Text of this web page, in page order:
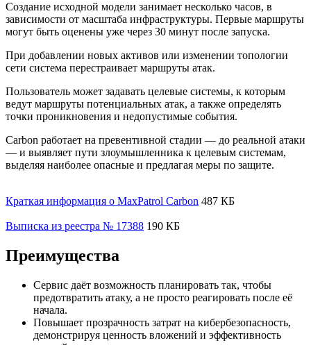
Создание исходной модели занимает несколько часов, в
зависимости от масштаба инфраструктуры. Первые маршруты
могут быть оценены уже через 30 минут после запуска.
При добавлении новых активов или изменении топологии
сети система перестраивает маршруты атак.
Пользователь может задавать целевые системы, к которым
ведут маршруты потенциальных атак, а также определять
точки проникновения и недопустимые события.
Carbon работает на превентивной стадии — до реальной атаки
— и выявляет пути злоумышленника к целевым системам,
выделяя наиболее опасные и предлагая меры по защите.
Краткая информация о MaxPatrol Carbon 487 КБ
Выписка из реестра № 17388 190 КБ
Преимущества
Сервис даёт возможность планировать так, чтобы
предотвратить атаку, а не просто реагировать после её
начала.
Повышает прозрачность затрат на кибербезопасность,
демонстрируя ценность вложений и эффективность